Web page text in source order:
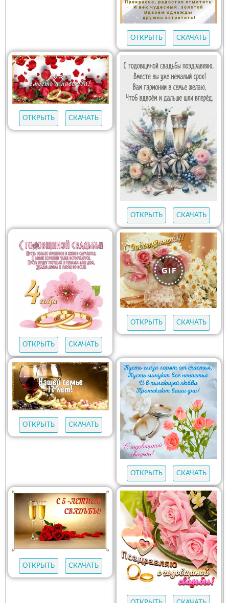
ОТКРЫТЬ СКАЧАТЬ
ОТКРЫТЬ СКАЧАТЬ
ОТКРЫТЬ СКАЧАТЬ
ОТКРЫТЬ СКАЧАТЬ
ОТКРЫТЬ СКАЧАТЬ
ОТКРЫТЬ СКАЧАТЬ
ОТКРЫТЬ СКАЧАТЬ
ОТКРЫТЬ СКАЧАТЬ